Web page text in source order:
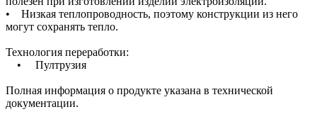
• Низкая теплопроводность, поэтому конструкции из него
могут сохранять тепло.
Технология переработки:
• Пултрузия
Полная информация о продукте указана в технической
документации.